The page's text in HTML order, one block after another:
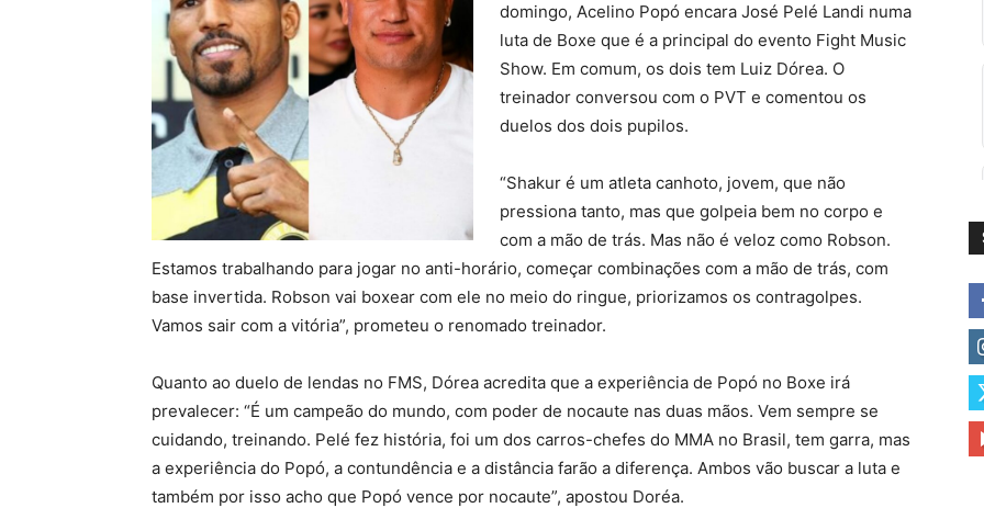
domingo, Acelino Popó encara José Pelé Landi numa
luta de Boxe que é a principal do evento Fight Music
Show. Em comum, os dois tem Luiz Dórea. O
treinador conversou com o PVT e comentou os
duelos dos dois pupilos.
“Shakur é um atleta canhoto, jovem, que não
pressiona tanto, mas que golpeia bem no corpo e
com a mão de trás. Mas não é veloz como Robson.
Estamos trabalhando para jogar no anti-horário, começar combinações com a mão de trás, com
base invertida. Robson vai boxear com ele no meio do ringue, priorizamos os contragolpes.
Vamos sair com a vitória”, prometeu o renomado treinador.
Quanto ao duelo de lendas no FMS, Dórea acredita que a experiência de Popó no Boxe irá
prevalecer: “É um campeão do mundo, com poder de nocaute nas duas mãos. Vem sempre se
cuidando, treinando. Pelé fez história, foi um dos carros-chefes do MMA no Brasil, tem garra, mas
a experiência do Popó, a contundência e a distância farão a diferença. Ambos vão buscar a luta e
também por isso acho que Popó vence por nocaute”, apostou Doréa.